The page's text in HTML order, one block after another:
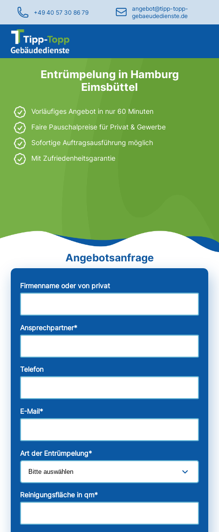
+49 40 57 30 86 79
angebot@tipp-topp-
gebaeudedienste.de
Entrümpelung in Hamburg
Eimsbüttel
Vorläufiges Angebot in nur 60 Minuten
Faire Pauschalpreise für Privat & Gewerbe
Sofortige Auftragsausführung möglich
Mit Zufriedenheitsgarantie
Firmenname oder von privat
Ansprechpartner*
Telefon
E-Mail*
Art der Entrümpelung*
Reinigungsfläche in qm*